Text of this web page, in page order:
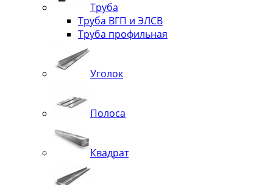
Труба
Труба ВГП и ЭЛСВ
Труба профильная
Уголок
Полоса
Квадрат